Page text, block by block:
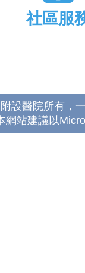
社區服
設醫院所有，
網站建議以